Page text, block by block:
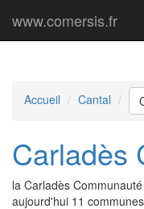
www.comersis.fr
Accueil Cantal
Carladès
la Carladès
aujourd'hui 11